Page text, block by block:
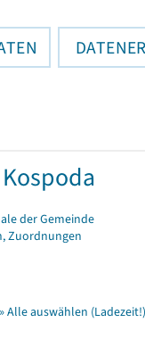
der Gemeinde
Zuordnungen
» Alle auswählen (Ladezeit!)